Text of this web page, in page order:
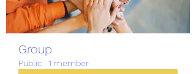
Group
Public · 1 member